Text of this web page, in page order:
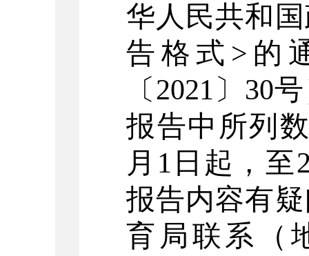
华人民共和
告格式>的
〔2021〕30
报告中所列
月1日起，至
报告内容有
育局联系（